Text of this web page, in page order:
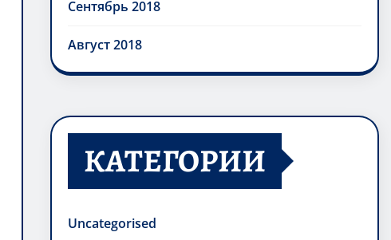
Сентябрь 2018
Август 2018
КАТЕГОРИИ
Uncategorised